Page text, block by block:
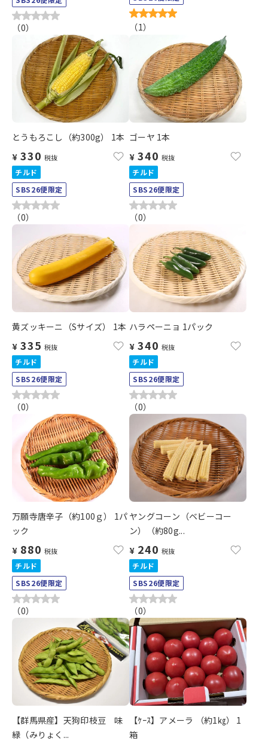
（0） （1）
とうもろこし（約300g） 1本
¥ 330 税抜
チルド
SBS26便限定
（0）
ゴーヤ 1本
¥ 340 税抜
チルド
SBS26便限定
（0）
黄ズッキーニ（Sサイズ） 1本
¥ 335 税抜
チルド
SBS26便限定
（0）
ハラペーニョ 1パック
¥ 340 税抜
チルド
SBS26便限定
（0）
万願寺唐辛子（約100ｇ） 1パ
ック
¥ 880 税抜
チルド
SBS26便限定
（0）
ヤングコーン（ベビーコー
ン）（約80g...
¥ 240 税抜
チルド
SBS26便限定
（0）
【群馬県産】天狗印枝豆 味
緑（みりょく...
【ｹｰｽ】アメーラ （約1㎏） 1
箱